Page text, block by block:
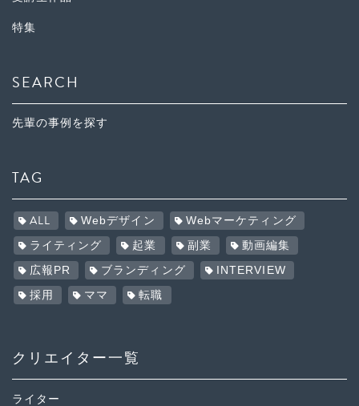
特集
SEARCH
先輩の事例を探す
TAG
ALL Webデザイン Webマーケティング
ライティング 起業 副業 動画編集
広報PR ブランディング INTERVIEW
採用 ママ 転職
クリエイター一覧
ライター